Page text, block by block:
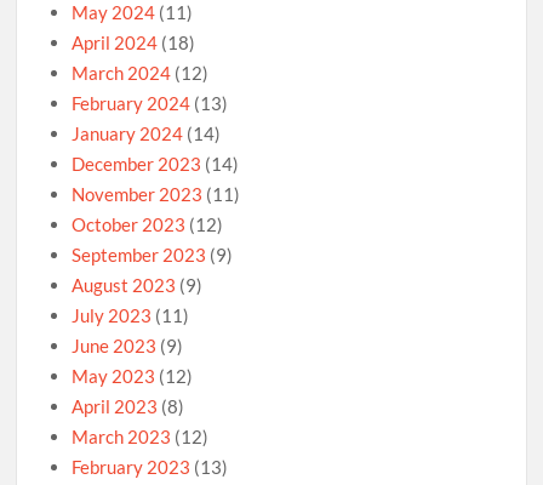
May 2024 (11)
April 2024 (18)
March 2024 (12)
February 2024 (13)
January 2024 (14)
December 2023 (14)
November 2023 (11)
October 2023 (12)
September 2023 (9)
August 2023 (9)
July 2023 (11)
June 2023 (9)
May 2023 (12)
April 2023 (8)
March 2023 (12)
February 2023 (13)